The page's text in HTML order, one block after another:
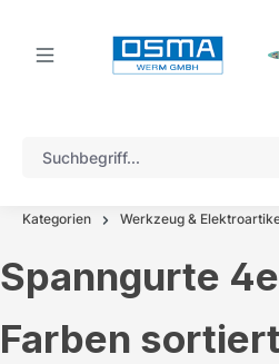
Kategorien Werkzeug &
Spanngurte
Farben sortiert